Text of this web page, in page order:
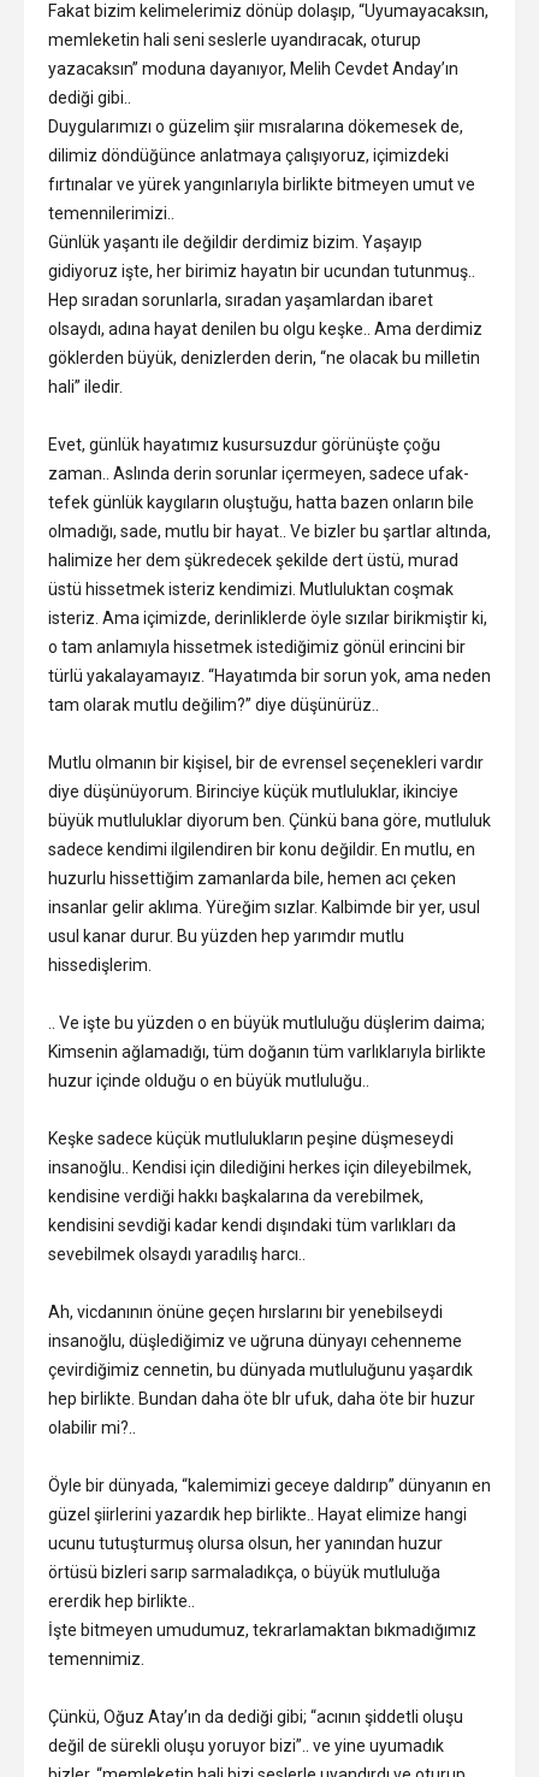
Fakat bizim kelimelerimiz dönüp dolaşıp, “Uyumayacaksın,
memleketin hali seni seslerle uyandıracak, oturup
yazacaksın” moduna dayanıyor, Melih Cevdet Anday’ın
dediği gibi..
Duygularımızı o güzelim şiir mısralarına dökemesek de,
dilimiz döndüğünce anlatmaya çalışıyoruz, içimizdeki
fırtınalar ve yürek yangınlarıyla birlikte bitmeyen umut ve
temennilerimizi..
Günlük yaşantı ile değildir derdimiz bizim. Yaşayıp
gidiyoruz işte, her birimiz hayatın bir ucundan tutunmuş..
Hep sıradan sorunlarla, sıradan yaşamlardan ibaret
olsaydı, adına hayat denilen bu olgu keşke.. Ama derdimiz
göklerden büyük, denizlerden derin, “ne olacak bu milletin
hali” iledir.
Evet, günlük hayatımız kusursuzdur görünüşte çoğu
zaman.. Aslında derin sorunlar içermeyen, sadece ufak-
tefek günlük kaygıların oluştuğu, hatta bazen onların bile
olmadığı, sade, mutlu bir hayat.. Ve bizler bu şartlar altında,
halimize her dem şükredecek şekilde dert üstü, murad
üstü hissetmek isteriz kendimizi. Mutluluktan coşmak
isteriz. Ama içimizde, derinliklerde öyle sızılar birikmiştir ki,
o tam anlamıyla hissetmek istediğimiz gönül erincini bir
türlü yakalayamayız. “Hayatımda bir sorun yok, ama neden
tam olarak mutlu değilim?” diye düşünürüz..
Mutlu olmanın bir kişisel, bir de evrensel seçenekleri vardır
diye düşünüyorum. Birinciye küçük mutluluklar, ikinciye
büyük mutluluklar diyorum ben. Çünkü bana göre, mutluluk
sadece kendimi ilgilendiren bir konu değildir. En mutlu, en
huzurlu hissettiğim zamanlarda bile, hemen acı çeken
insanlar gelir aklıma. Yüreğim sızlar. Kalbimde bir yer, usul
usul kanar durur. Bu yüzden hep yarımdır mutlu
hissedişlerim.
.. Ve işte bu yüzden o en büyük mutluluğu düşlerim daima;
Kimsenin ağlamadığı, tüm doğanın tüm varlıklarıyla birlikte
huzur içinde olduğu o en büyük mutluluğu..
Keşke sadece küçük mutlulukların peşine düşmeseydi
insanoğlu.. Kendisi için dilediğini herkes için dileyebilmek,
kendisine verdiği hakkı başkalarına da verebilmek,
kendisini sevdiği kadar kendi dışındaki tüm varlıkları da
sevebilmek olsaydı yaradılış harcı..
Ah, vicdanının önüne geçen hırslarını bir yenebilseydi
insanoğlu, düşlediğimiz ve uğruna dünyayı cehenneme
çevirdiğimiz cennetin, bu dünyada mutluluğunu yaşardık
hep birlikte. Bundan daha öte blr ufuk, daha öte bir huzur
olabilir mi?..
Öyle bir dünyada, “kalemimizi geceye daldırıp” dünyanın en
güzel şiirlerini yazardık hep birlikte.. Hayat elimize hangi
ucunu tutuşturmuş olursa olsun, her yanından huzur
örtüsü bizleri sarıp sarmaladıkça, o büyük mutluluğa
ererdik hep birlikte..
İşte bitmeyen umudumuz, tekrarlamaktan bıkmadığımız
temennimiz.
Çünkü, Oğuz Atay’ın da dediği gibi; “acının şiddetli oluşu
değil de sürekli oluşu yoruyor bizi”.. ve yine uyumadık